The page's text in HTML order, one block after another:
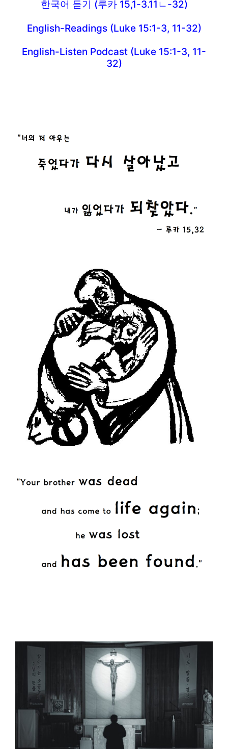
한국어 듣기 (루카 15,1-3.11ㄴ-32)
English-Readings (Luke 15:1-3, 11-32)
English-Listen Podcast (Luke 15:1-3, 11-
32)